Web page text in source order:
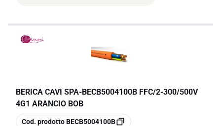
BERICA CAVI SPA-BECB5004100B FFC/2-300/500V
4G1 ARANCIO BOB
copia
Cod. prodottoBECB5004100B